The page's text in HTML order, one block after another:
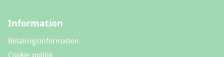
Information
Betalingsinformation
Cookie politik